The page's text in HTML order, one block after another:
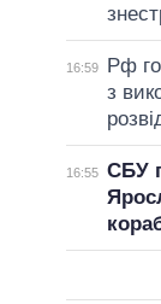
16:59
Рф
з
16:55 СБУ